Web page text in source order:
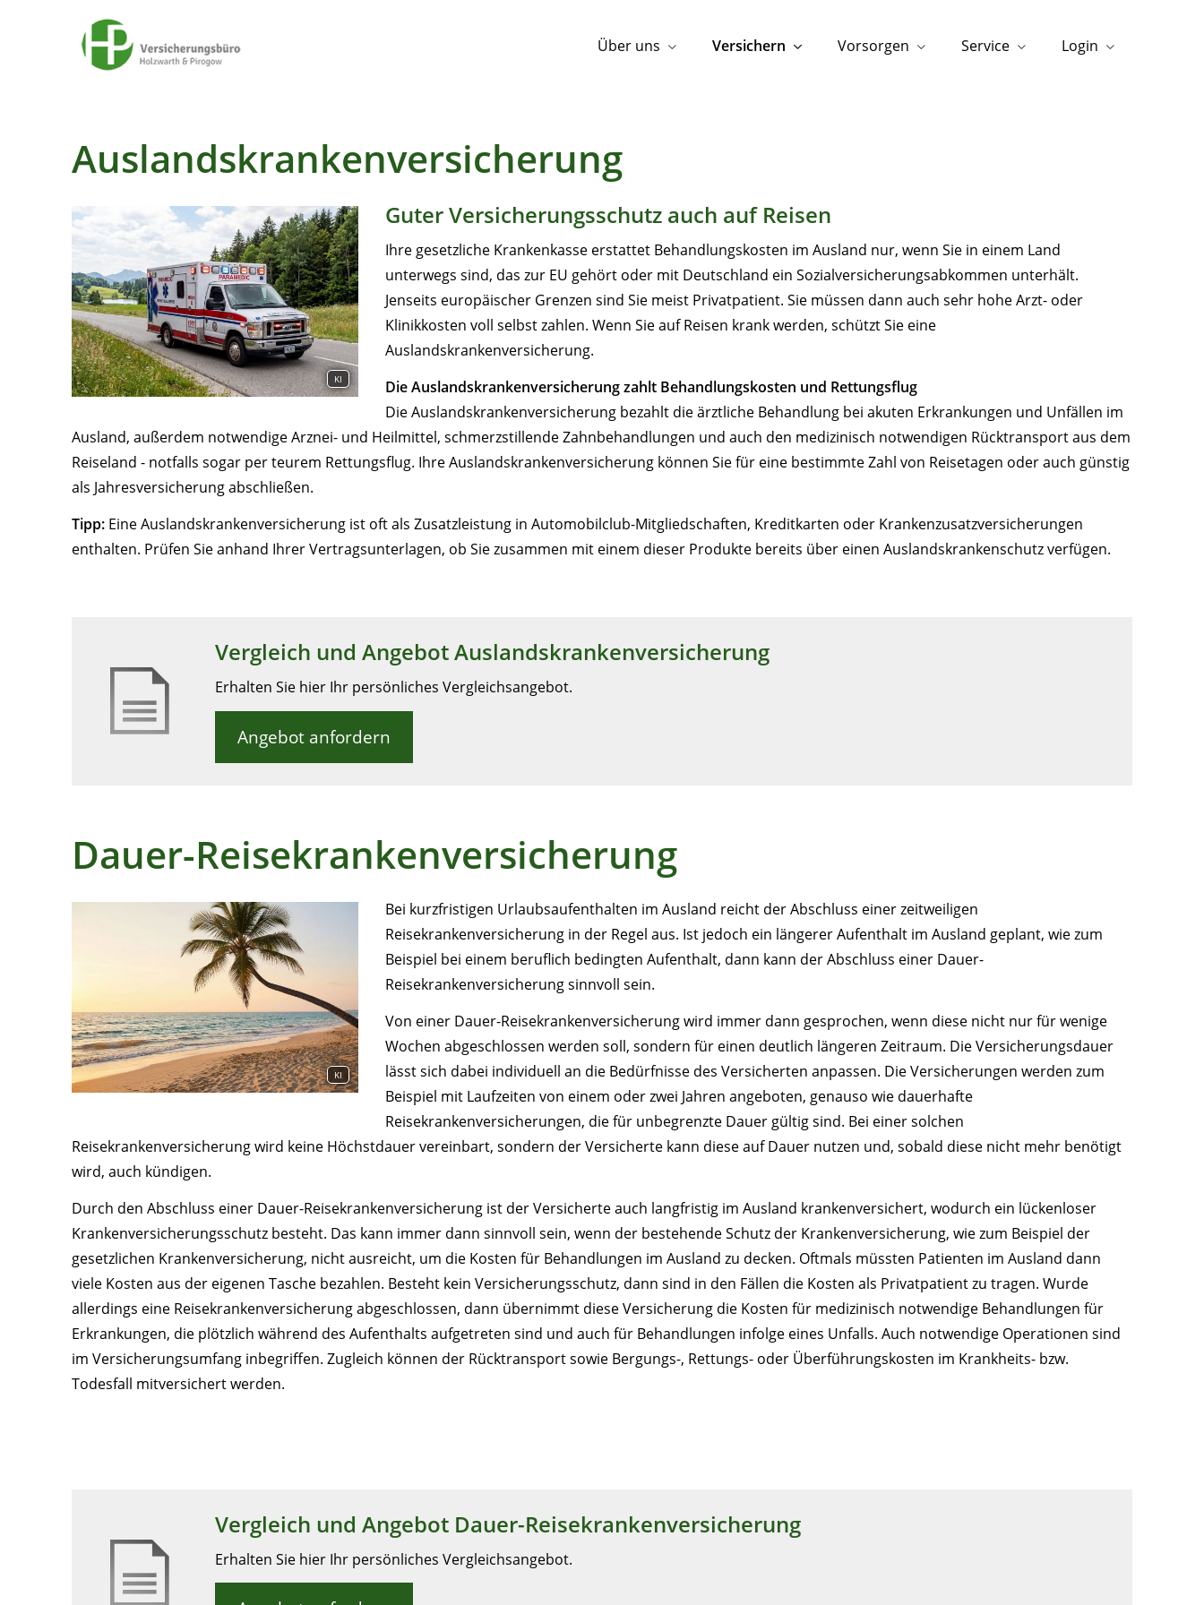
Über uns Versichern Vorsorgen Service Login
Auslandskrankenversicherung
KI
Guter Versicherungsschutz auch auf Reisen
Ihre gesetzliche Krankenkasse erstattet Behandlungskosten im Ausland nur, wenn Sie in einem Land
unterwegs sind, das zur EU gehört oder mit Deutschland ein Sozialversicherungsabkommen unterhält.
Jenseits europäischer Grenzen sind Sie meist Privatpatient. Sie müssen dann auch sehr hohe Arzt- oder
Klinikkosten voll selbst zahlen. Wenn Sie auf Reisen krank werden, schützt Sie eine
Auslandskrankenversicherung.
Die Auslandskrankenversicherung zahlt Behandlungskosten und Rettungsflug
Die Auslandskrankenversicherung bezahlt die ärztliche Behandlung bei akuten Erkrankungen und Unfällen im
Ausland, außerdem notwendige Arznei- und Heilmittel, schmerzstillende Zahnbehandlungen und auch den medizinisch notwendigen Rücktransport aus dem
Reiseland - notfalls sogar per teurem Rettungsflug. Ihre Auslandskrankenversicherung können Sie für eine bestimmte Zahl von Reisetagen oder auch günstig
als Jahresversicherung abschließen.
Tipp: Eine Auslandskrankenversicherung ist oft als Zusatzleistung in Automobilclub-Mitgliedschaften, Kreditkarten oder Krankenzusatzversicherungen
enthalten. Prüfen Sie anhand Ihrer Vertragsunterlagen, ob Sie zusammen mit einem dieser Produkte bereits über einen Auslandskrankenschutz verfügen.
Vergleich und Angebot Auslandskrankenversicherung
Erhalten Sie hier Ihr persönliches Vergleichsangebot.
Angebot anfordern
Dauer-Reisekrankenversicherung
KI
Bei kurzfristigen Urlaubsaufenthalten im Ausland reicht der Abschluss einer zeitweiligen
Reisekrankenversicherung in der Regel aus. Ist jedoch ein längerer Aufenthalt im Ausland geplant, wie zum
Beispiel bei einem beruflich bedingten Aufenthalt, dann kann der Abschluss einer Dauer-
Reisekrankenversicherung sinnvoll sein.
Von einer Dauer-Reisekrankenversicherung wird immer dann gesprochen, wenn diese nicht nur für wenige
Wochen abgeschlossen werden soll, sondern für einen deutlich längeren Zeitraum. Die Versicherungsdauer
lässt sich dabei individuell an die Bedürfnisse des Versicherten anpassen. Die Versicherungen werden zum
Beispiel mit Laufzeiten von einem oder zwei Jahren angeboten, genauso wie dauerhafte
Reisekrankenversicherungen, die für unbegrenzte Dauer gültig sind. Bei einer solchen
Reisekrankenversicherung wird keine Höchstdauer vereinbart, sondern der Versicherte kann diese auf Dauer nutzen und, sobald diese nicht mehr benötigt
wird, auch kündigen.
Durch den Abschluss einer Dauer-Reisekrankenversicherung ist der Versicherte auch langfristig im Ausland krankenversichert, wodurch ein lückenloser
Krankenversicherungsschutz besteht. Das kann immer dann sinnvoll sein, wenn der bestehende Schutz der Krankenversicherung, wie zum Beispiel der
gesetzlichen Krankenversicherung, nicht ausreicht, um die Kosten für Behandlungen im Ausland zu decken. Oftmals müssten Patienten im Ausland dann
viele Kosten aus der eigenen Tasche bezahlen. Besteht kein Versicherungsschutz, dann sind in den Fällen die Kosten als Privatpatient zu tragen. Wurde
allerdings eine Reisekrankenversicherung abgeschlossen, dann übernimmt diese Versicherung die Kosten für medizinisch notwendige Behandlungen für
Erkrankungen, die plötzlich während des Aufenthalts aufgetreten sind und auch für Behandlungen infolge eines Unfalls. Auch notwendige Operationen sind
im Versicherungsumfang inbegriffen. Zugleich können der Rücktransport sowie Bergungs-, Rettungs- oder Überführungskosten im Krankheits- bzw.
Todesfall mitversichert werden.
Vergleich und Angebot Dauer-Reisekrankenversicherung
Erhalten Sie hier Ihr persönliches Vergleichsangebot.